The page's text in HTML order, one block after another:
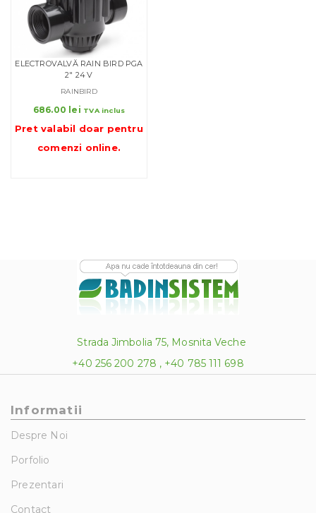
ELECTROVALVĂ RAIN BIRD PGA
2″ 24 V
RAINBIRD
686.00 lei TVA inclus
Pret valabil doar pentru
comenzi online.
Strada Jimbolia 75, Mosnita Veche
+40 256 200 278 , +40 785 111 698
Informatii
Despre Noi
Porfolio
Prezentari
Contact